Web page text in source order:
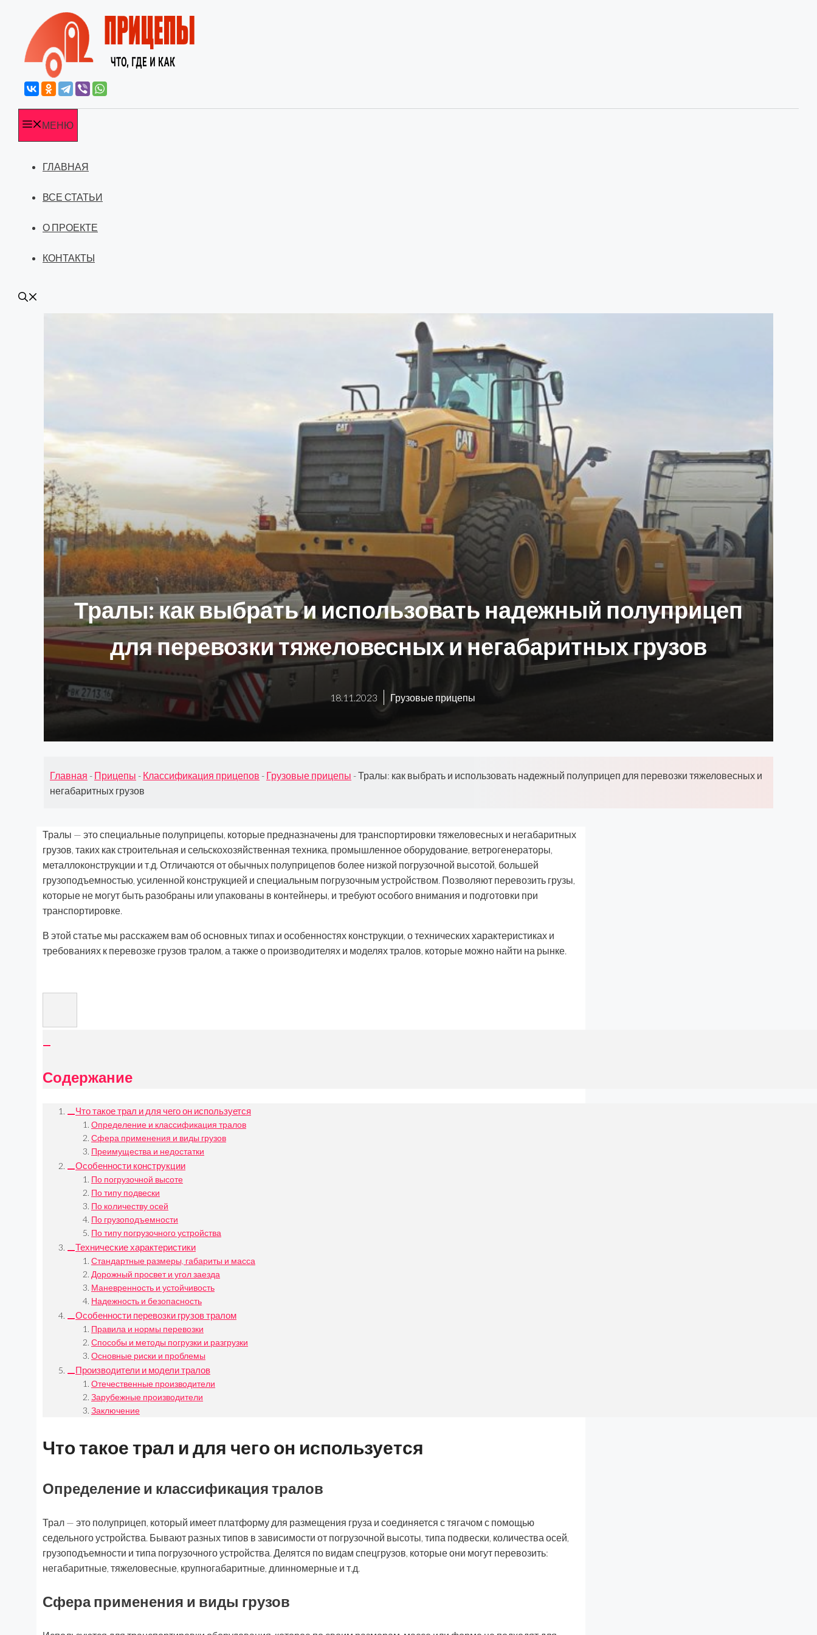
содержимому
МЕНЮ
ГЛАВНАЯ
ВСЕ СТАТЬИ
О ПРОЕКТЕ
КОНТАКТЫ
Тралы: как выбрать и использовать надежный полуприцеп
для перевозки тяжеловесных и негабаритных грузов
18.11.2023 Грузовые прицепы
Главная - Прицепы - Классификация прицепов - Грузовые прицепы -Тралы: как выбрать и использовать надежный полуприцеп для перевозки тяжеловесных и
негабаритных грузов
Тралы — это специальные полуприцепы, которые предназначены для транспортировки тяжеловесных и негабаритных
грузов, таких как строительная и сельскохозяйственная техника, промышленное оборудование, ветрогенераторы,
металлоконструкции и т.д. Отличаются от обычных полуприцепов более низкой погрузочной высотой, большей
грузоподъемностью, усиленной конструкцией и специальным погрузочным устройством. Позволяют перевозить грузы,
которые не могут быть разобраны или упакованы в контейнеры, и требуют особого внимания и подготовки при
транспортировке.
В этой статье мы расскажем вам об основных типах и особенностях конструкции, о технических характеристиках и
требованиях к перевозке грузов тралом, а также о производителях и моделях тралов, которые можно найти на рынке.
Содержание
Что такое трал и для чего он используется
Определение и классификация тралов
Сфера применения и виды грузов
Преимущества и недостатки
Особенности конструкции
По погрузочной высоте
По типу подвески
По количеству осей
По грузоподъемности
По типу погрузочного устройства
Технические характеристики
Стандартные размеры, габариты и масса
Дорожный просвет и угол заезда
Маневренность и устойчивость
Надежность и безопасность
Особенности перевозки грузов тралом
Правила и нормы перевозки
Способы и методы погрузки и разгрузки
Основные риски и проблемы
Производители и модели тралов
Отечественные производители
Зарубежные производители
Заключение
Что такое трал и для чего он используется
Определение и классификация тралов
Трал — это полуприцеп, который имеет платформу для размещения груза и соединяется с тягачом с помощью
седельного устройства. Бывают разных типов в зависимости от погрузочной высоты, типа подвески, количества осей,
грузоподъемности и типа погрузочного устройства. Делятся по видам спецгрузов, которые они могут перевозить:
негабаритные, тяжеловесные, крупногабаритные, длинномерные и т.д.
Сфера применения и виды грузов